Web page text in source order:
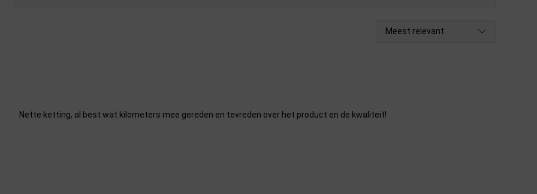
Meest relevant
Nette ketting, al best wat kilometers mee gereden en tevreden over het product en de kwaliteit!